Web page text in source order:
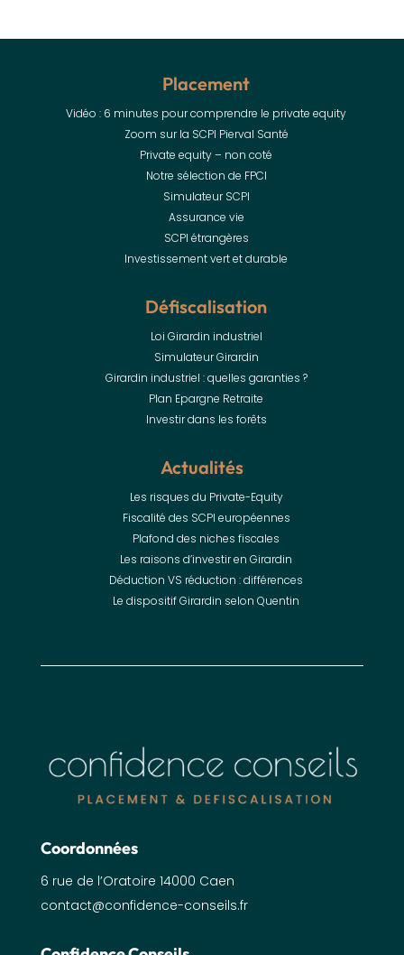
Placement
Vidéo : 6 minutes pour comprendre le private equity
Zoom sur la SCPI Pierval Santé
Private equity – non coté
Notre sélection de FPCI
Simulateur SCPI
Assurance vie
SCPI étrangères
Investissement vert et durable
Défiscalisation
Loi Girardin industriel
Simulateur Girardin
Girardin industriel : quelles garanties ?
Plan Epargne Retraite
Investir dans les forêts
Actualités
Les risques du Private-Equity
Fiscalité des SCPI européennes
Plafond des niches fiscales
Les raisons d’investir en Girardin
Déduction VS réduction : différences
Le dispositif Girardin selon Quentin
Coordonnées
6 rue de l’Oratoire 14000 Caen
contact@confidence-conseils.fr